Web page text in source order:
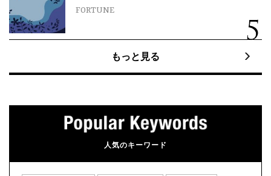
FORTUNE
もっと見る
人気のキーワード